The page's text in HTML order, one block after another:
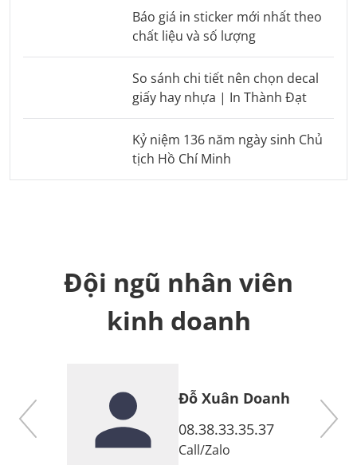
Báo giá in sticker mới nhất theo
chất liệu và số lượng
So sánh chi tiết nên chọn decal
giấy hay nhựa | In Thành Đạt
Kỷ niệm 136 năm ngày sinh Chủ
tịch Hồ Chí Minh
Đội ngũ nhân viên
kinh doanh
Đỗ Xuân Doanh
08.38.33.35.37
Call/Zalo